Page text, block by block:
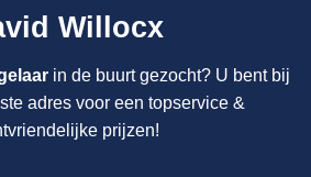
Willocx
in de buurt gezocht? U bent bij
adres voor een topservice &
prijzen!